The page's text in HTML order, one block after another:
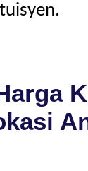
tuisyen.